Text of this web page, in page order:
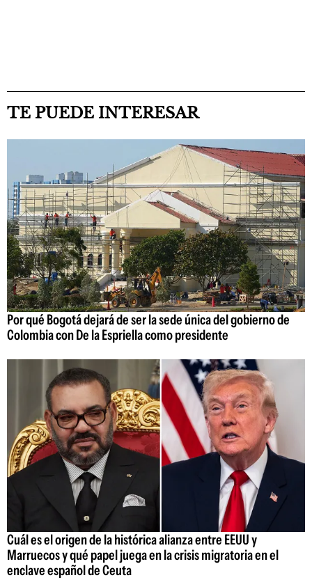
TE PUEDE INTERESAR
Por qué Bogotá dejará de ser la sede única del gobierno de
Colombia con De la Espriella como presidente
Cuál es el origen de la histórica alianza entre EEUU y
Marruecos y qué papel juega en la crisis migratoria en el
enclave español de Ceuta